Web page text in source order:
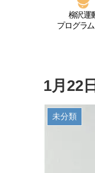
柳沢運
プログラ
1月22
未分類